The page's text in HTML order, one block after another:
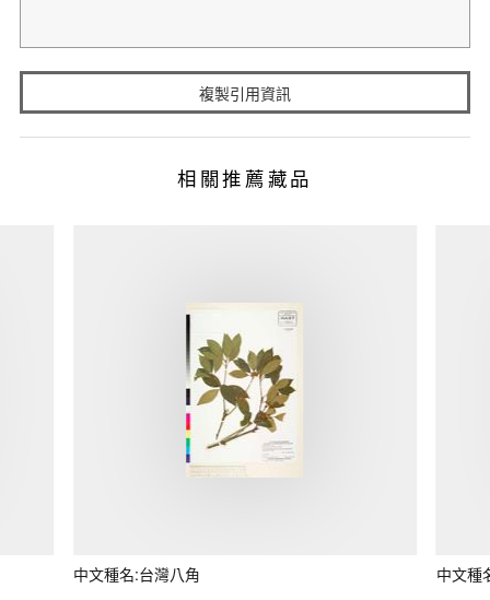
複製引用資訊
相關推薦藏品
中文種名:台灣八角 中文種